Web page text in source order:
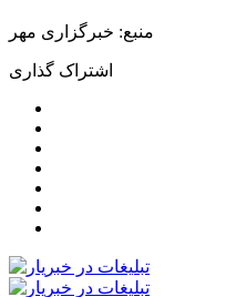
منبع: خبرگزاری مهر
اشتراک گذاری